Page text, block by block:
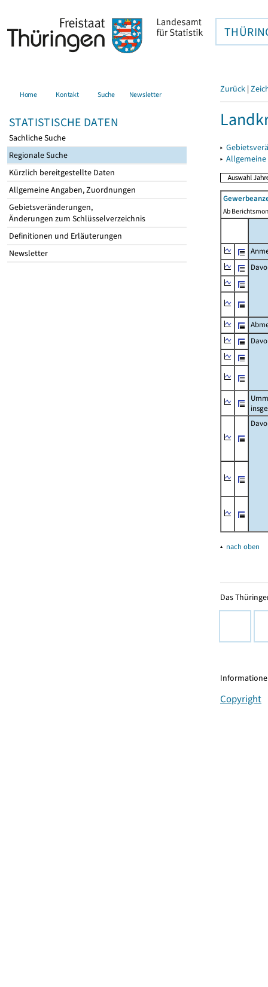
Home Kontakt Suche Newsletter
STATISTISCHE DATEN
Sachliche Suche
Regionale Suche
Kürzlich bereitgestellte Daten
Allgemeine Angaben, Zuordnungen
Gebietsveränderungen,
Änderungen zum Schlüsselverzeichnis
Definitionen und Erläuterungen
Newsletter
Zurück |
▸
▸
Ab
▴ nach oben
Das
Copyright